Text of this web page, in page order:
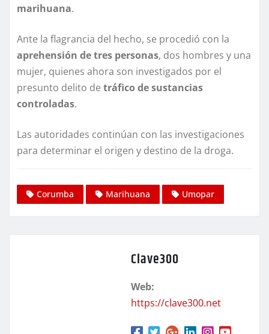
marihuana.
Ante la flagrancia del hecho, se procedió con la
aprehensión de tres personas, dos hombres y una
mujer, quienes ahora son investigados por el
presunto delito de tráfico de sustancias
controladas.
Las autoridades continúan con las investigaciones
para determinar el origen y destino de la droga.
Corumba Marihuana Umopar
Clave300
Web:
https://clave300.net